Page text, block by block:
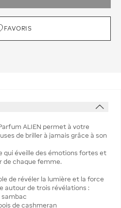
FAVORIS
ALIEN permet à votre
de briller à jamais grâce à son
qui éveille des émotions fortes et
de chaque femme.
de révéler la lumière et la force
autour de trois révélations :
sambac
de cashmeran